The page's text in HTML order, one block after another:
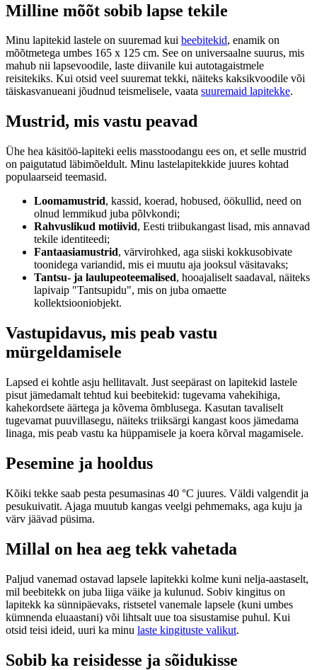
Milline mõõt sobib lapse tekile
Minu lapitekid lastele on suuremad kui beebitekid, enamik on
mõõtmetega umbes 165 x 125 cm. See on universaalne suurus, mis
mahub nii lapsevoodile, laste diivanile kui autotagaistmele
reisitekiks. Kui otsid veel suuremat tekki, näiteks kaksikvoodile või
täiskasvanueani jõudnud teismelisele, vaata suuremaid lapitekke.
Mustrid, mis vastu peavad
Ühe hea käsitöö-lapiteki eelis masstoodangu ees on, et selle mustrid
on paigutatud läbimõeldult. Minu lastelapitekkide juures kohtad
populaarseid teemasid.
Loomamustrid, kassid, koerad, hobused, öökullid, need on
olnud lemmikud juba põlvkondi;
Rahvuslikud motiivid, Eesti triibukangast lisad, mis annavad
tekile identiteedi;
Fantaasiamustrid, värvirohked, aga siiski kokkusobivate
toonidega variandid, mis ei muutu aja jooksul väsitavaks;
Tantsu- ja laulupeoteemalised, hooajaliselt saadaval, näiteks
lapivaip "Tantsupidu", mis on juba omaette
kollektsiooniobjekt.
Vastupidavus, mis peab vastu
mürgeldamisele
Lapsed ei kohtle asju hellitavalt. Just seepärast on lapitekid lastele
pisut jämedamalt tehtud kui beebitekid: tugevama vahekihiga,
kahekordsete äärtega ja kõvema õmblusega. Kasutan tavaliselt
tugevamat puuvillasegu, näiteks triiksärgi kangast koos jämedama
linaga, mis peab vastu ka hüppamisele ja koera kõrval magamisele.
Pesemine ja hooldus
Kõiki tekke saab pesta pesumasinas 40 °C juures. Väldi valgendit ja
pesukuivatit. Ajaga muutub kangas veelgi pehmemaks, aga kuju ja
värv jäävad püsima.
Millal on hea aeg tekk vahetada
Paljud vanemad ostavad lapsele lapitekki kolme kuni nelja-aastaselt,
mil beebitekk on juba liiga väike ja kulunud. Sobiv kingitus on
lapitekk ka sünnipäevaks, ristsetel vanemale lapsele (kuni umbes
kümnenda eluaastani) või lihtsalt uue toa sisustamise puhul. Kui
otsid teisi ideid, uuri ka minu laste kingituste valikut.
Sobib ka reisidesse ja sõidukisse